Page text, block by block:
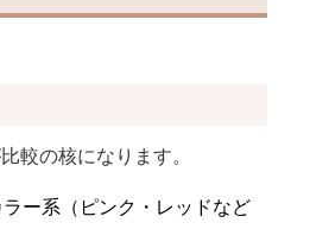
較の核になります。
ー系（ピンク・レッドなど